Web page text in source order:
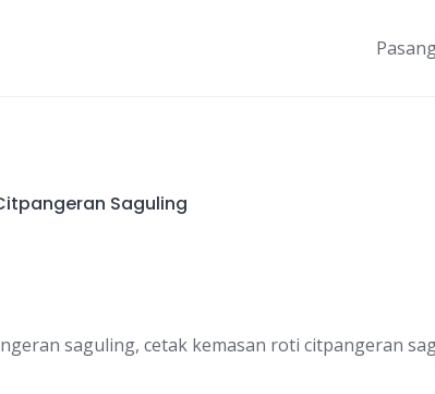
Saguling
saguling, cetak kemasan roti citpangeran